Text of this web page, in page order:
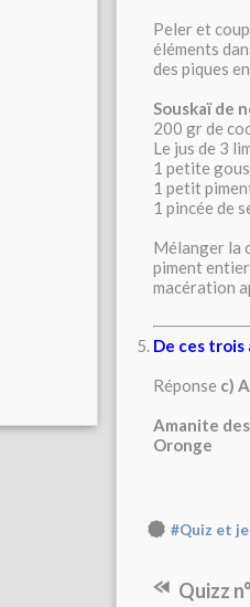
Peler et
éléments
des piques
Souskaï de
200 gr de
Le jus de 3
1 petite
1 petit
1 pincée de
Mélanger la
piment
macération
De ces
Réponse c)
Amanite
Oronge
#Quiz et
Quizz